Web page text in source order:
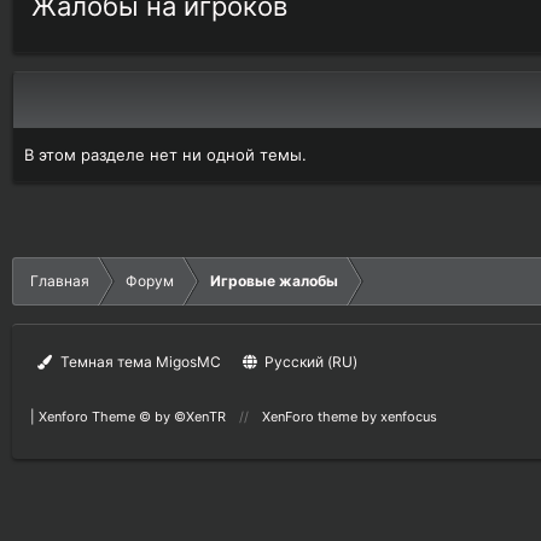
В этом разделе нет ни одной темы.
Главная Форум Игровые жалобы
Темная тема MigosMC Русский (RU)
Xenforo Theme © by ©XenTR XenForo theme by xenfocus